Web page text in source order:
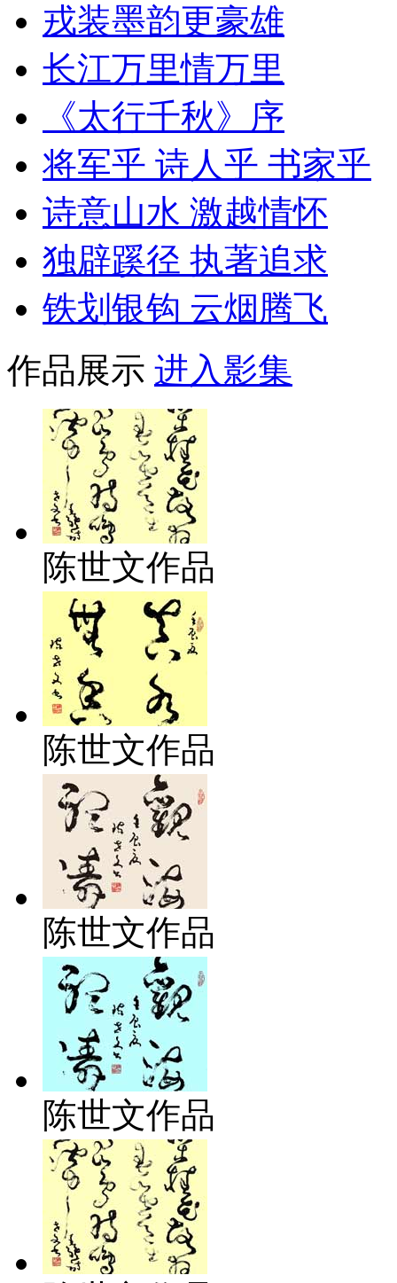
戎装墨韵更豪雄
长江万里情万里
《太行千秋》序
将军乎 诗人乎 书家乎
诗意山水 激越情怀
独辟蹊径 执著追求
铁划银钩 云烟腾飞
作品展示 进入影集
陈世文作品
陈世文作品
陈世文作品
陈世文作品